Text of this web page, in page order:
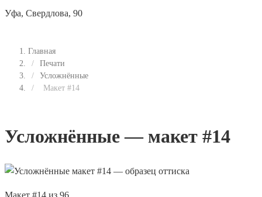
Уфа, Свердлова, 90
Главная
/
Печати
/
Усложнённые
/
Макет #14
Усложнённые — макет #14
Макет #14 из 96